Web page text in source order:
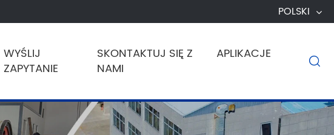
POLSKI
WYŚLIJ
ZAPYTANIE
SKONTAKTUJ SIĘ Z
NAMI
APLIKACJE 